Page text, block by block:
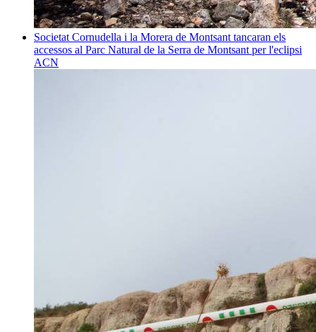
Societat Cornudella i la Morera de Montsant tancaran els
accessos al Parc Natural de la Serra de Montsant per l'eclipsi
ACN